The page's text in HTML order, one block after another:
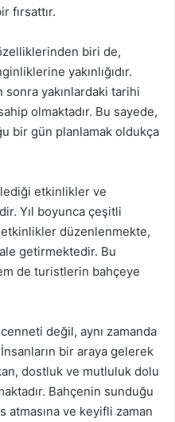
fırsattır.
biri de,
yakınlığıdır.
yakınlardaki tarihi
olmaktadır. Bu sayede,
bir gün planlamak oldukça
etkinlikler ve
Yıl boyunca çeşitli
düzenlenmekte,
getirmektedir. Bu
de turistlerin bahçeye
değil, aynı zamanda
bir araya gelerek
dostluk ve mutluluk dolu
Bahçenin sunduğu
atmasına ve keyifli zaman